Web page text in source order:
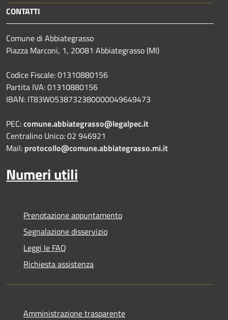
CONTATTI
Comune di Abbiategrasso
Piazza Marconi, 1, 20081 Abbiategrasso (MI)
Codice Fiscale: 01310880156
Partita IVA: 01310880156
IBAN: IT83W0538732380000049649473
PEC:comune.abbiategrasso@legalpec.it
Centralino Unico: 02 946921
Mail: protocollo@comune.abbiategrasso.mi.it
Numeri utili
Prenotazione appuntamento
Segnalazione disservizio
Leggi le FAQ
Richiesta assistenza
Amministrazione trasparente